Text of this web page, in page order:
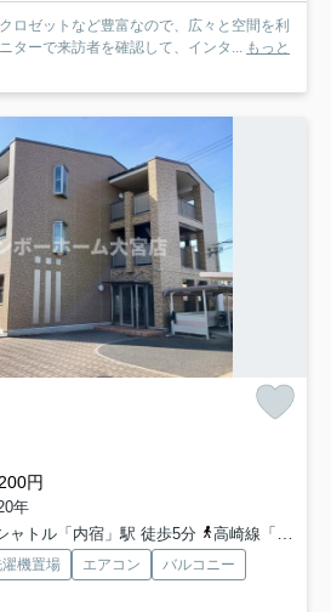
ロゼットなど豊富なので、広々と空間を利
ターで来訪者を確認して、インタ... もっと
円
年
ャトル「内宿」駅 徒歩5分
高崎線「桶川」駅 バス14分 丸建自動車「桂全寺前」 停歩5分
機置場 エアコン
バルコニー